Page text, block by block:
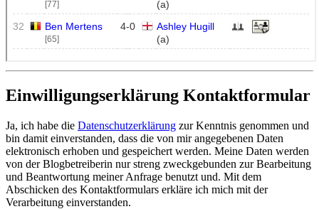
Einwilligungserklärung Kontaktformular
Ja, ich habe die Datenschutzerklärung zur Kenntnis genommen und
bin damit einverstanden, dass die von mir angegebenen Daten
elektronisch erhoben und gespeichert werden. Meine Daten werden
von der Blogbetreiberin nur streng zweckgebunden zur Bearbeitung
und Beantwortung meiner Anfrage benutzt und. Mit dem
Abschicken des Kontaktformulars erkläre ich mich mit der
Verarbeitung einverstanden.